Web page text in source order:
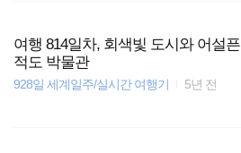
여행 814일차, 회색빛 도시와 어설픈
적도 박물관
928일 세계일주/실시간 여행기 5년 전